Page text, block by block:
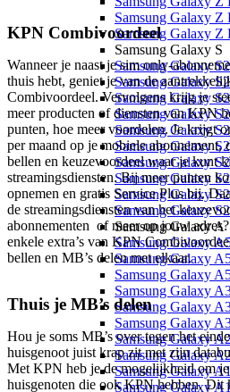
Samsung Galaxy Z
Samsung Galaxy Z
Samsung Galaxy S
Samsung Galaxy
Samsung Galaxy
Samsung Galaxy
Samsung Galaxy
Samsung Galaxy
Samsung Galaxy
Samsung Galaxy
Samsung Galaxy
Samsung Galaxy
Samsung Galaxy
Samsung Galaxy A
Samsung Galaxy
Samsung Galaxy
Samsung Galaxy
Samsung Galaxy
Samsung Galaxy
Samsung Galaxy
Samsung Galaxy
Samsung Galaxy
Samsung Galaxy
Samsung Galaxy
KPN Combivoordeel
Wanneer je naast je sim only-
thuis hebt, geniet je van de
Combivoordeel. Vervolgens krijg je
meer producten of diensten van KPN
punten, hoe meer voordelen. Je krijgt
per maand op je mobiele abonnement,
bellen en keuzevoordeel waar je kunt
streamingsdiensten. Bij meer punten
opnemen en gratis Service Plus bij.
de streamingsdiensten van het
abonnementen  of meer op jouw
enkele extra’s van KPN
bellen en MB’s delen met elkaar.
Thuis je MB’s delen
Hou je soms MB’s over tegen het
huisgenoot juist krap zit met zijn
Met KPN heb je de mogelijkheid om
huisgenoten die ook KPN hebben. Dit